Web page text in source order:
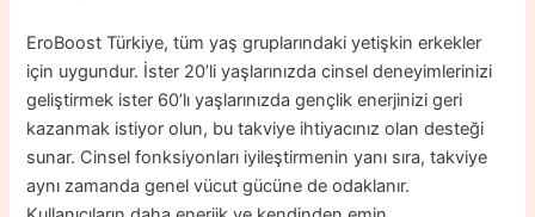
EroBoost Türkiye, tüm yaş gruplarındaki yetişkin erkekler
için uygundur. İster 20’li yaşlarınızda cinsel deneyimlerinizi
geliştirmek ister 60’lı yaşlarınızda gençlik enerjinizi geri
kazanmak istiyor olun, bu takviye ihtiyacınız olan desteği
sunar. Cinsel fonksiyonları iyileştirmenin yanı sıra, takviye
aynı zamanda genel vücut gücüne de odaklanır.